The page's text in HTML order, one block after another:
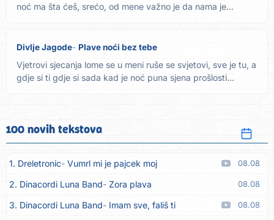
noć ma šta ćeš, srećo, od mene važno je da nama je...
Divlje Jagode Plave noći bez tebe
Vjetrovi sjecanja lome se u meni ruše se svjetovi, sve je tu, a
gdje si ti gdje si sada kad je noć puna sjena prošlosti...
100 novih tekstova
1. Dreletronic Vumrl mi je pajcek moj 08.08
2. Dinacordi Luna Band Zora plava 08.08
3. Dinacordi Luna Band Imam sve, fališ ti 08.08